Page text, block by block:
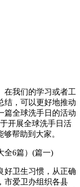
在我们的学习或者工
结，可以更好地推动
篇全球洗手日的活动
开展全球洗手日活
帮助到大家。
全6篇）(篇一)
好卫生习惯，从正确
市爱卫办组织各县